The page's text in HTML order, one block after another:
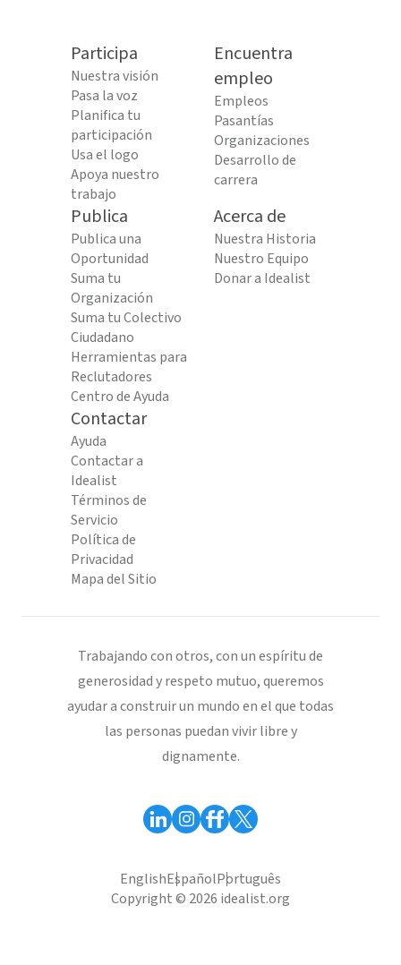
Participa
Nuestra visión
Pasa la voz
Planifica tu
participación
Usa el logo
Apoya nuestro
trabajo
Encuentra
empleo
Empleos
Pasantías
Organizaciones
Desarrollo de
carrera
Publica
Publica una
Oportunidad
Suma tu
Organización
Suma tu Colectivo
Ciudadano
Herramientas para
Reclutadores
Centro de Ayuda
Acerca de
Nuestra Historia
Nuestro Equipo
Donar a Idealist
Contactar
Ayuda
Contactar a
Idealist
Términos de
Servicio
Política de
Privacidad
Mapa del Sitio
Trabajando con otros, con un espíritu de
generosidad y respeto mutuo, queremos
ayudar a construir un mundo en el que todas
las personas puedan vivir libre y
dignamente.
EnglishEspañolPortuguês
Copyright © 2026 idealist.org